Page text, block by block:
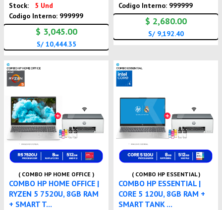
Stock:
5 Und
Codigo Interno: 999999
$ 3,045.00
S/ 10,444.35
Codigo Interno: 999999
$ 2,680.00
S/ 9,192.40
( COMBO HP HOME OFFICE )
COMBO HP HOME OFFICE |
RYZEN 5 7520U, 8GB RAM
+ SMART T...
( COMBO HP ESSENTIAL )
COMBO HP ESSENTIAL |
CORE 5 120U, 8GB RAM +
SMART TANK ...